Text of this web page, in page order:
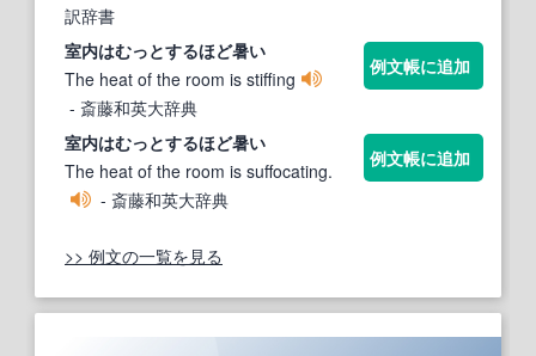
訳辞書
室内はむっとするほど暑い
The heat of the room is stiffing
- 斎藤和英大辞典
例文帳に追加
室内はむっとするほど暑い
The heat of the room is suffocating.
- 斎藤和英大辞典
例文帳に追加
>> 例文の一覧を見る